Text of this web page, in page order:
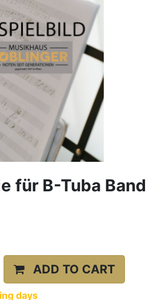
für B-Tuba Band
ADD TO CART
days